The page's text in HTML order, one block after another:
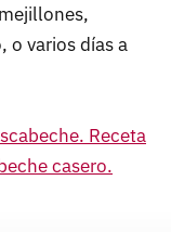
o varios días a
Receta
casero.